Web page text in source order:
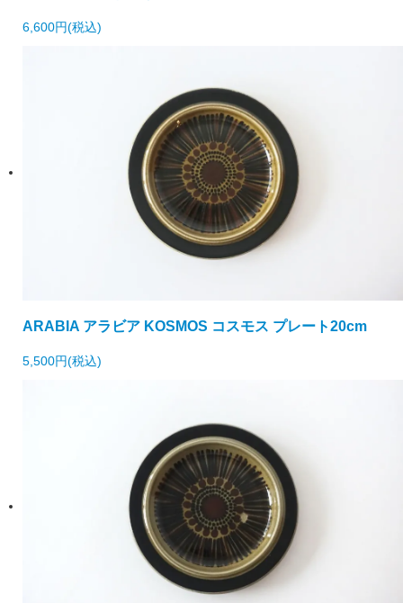
6,600円(税込)
ARABIA アラビア KOSMOS コスモス プレート20cm
5,500円(税込)